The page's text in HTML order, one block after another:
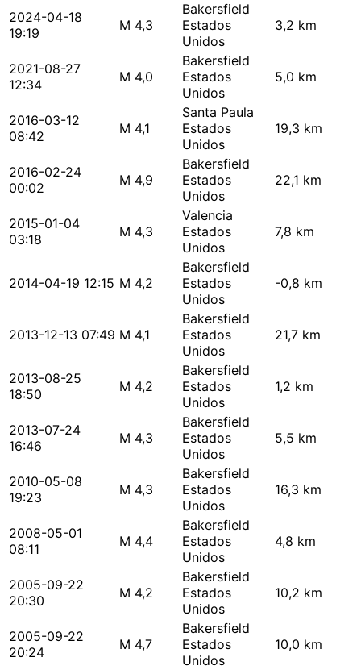
2024-04-18
19:19
M 4,3
Bakersfield
Estados
Unidos
3,2 km
2021-08-27
12:34
M 4,0
Bakersfield
Estados
Unidos
5,0 km
2016-03-12
08:42
M 4,1
Santa Paula
Estados
Unidos
19,3 km
2016-02-24
00:02
M 4,9
Bakersfield
Estados
Unidos
22,1 km
2015-01-04
03:18
M 4,3
Valencia
Estados
Unidos
7,8 km
2014-04-19 12:15 M 4,2
Bakersfield
Estados
Unidos
-0,8 km
2013-12-13 07:49 M 4,1
Bakersfield
Estados
Unidos
21,7 km
2013-08-25
18:50
M 4,2
Bakersfield
Estados
Unidos
1,2 km
2013-07-24
16:46
M 4,3
Bakersfield
Estados
Unidos
5,5 km
2010-05-08
19:23
M 4,3
Bakersfield
Estados
Unidos
16,3 km
2008-05-01
08:11
M 4,4
Bakersfield
Estados
Unidos
4,8 km
2005-09-22
20:30
M 4,2
Bakersfield
Estados
Unidos
10,2 km
2005-09-22
20:24
M 4,7
Bakersfield
Estados
Unidos
10,0 km